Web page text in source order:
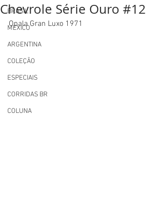
BRASIL
MEXICO
ARGENTINA
COLEÇÃO
ESPECIAIS
CORRIDAS BR
COLUNA
Chevrole Série Ouro #12
Opala Gran Luxo 1971